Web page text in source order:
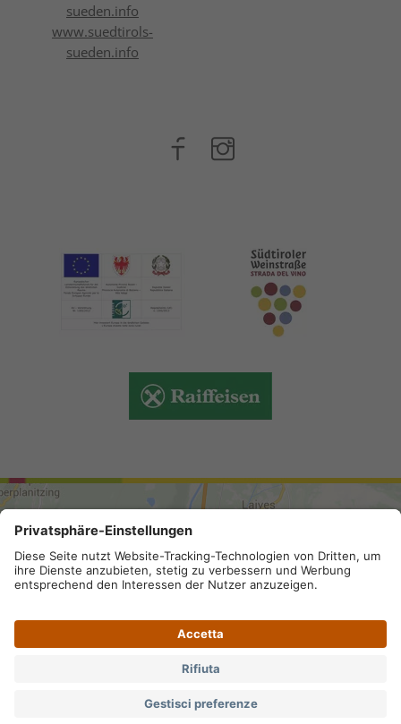
sueden.info
www.suedtirols-
sueden.info
ARRIVO
Partita IVA IT 02296130210; SDI-Kodex: A4RZ960